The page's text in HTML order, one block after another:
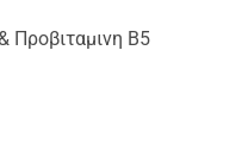
Προβιταμινη Β5